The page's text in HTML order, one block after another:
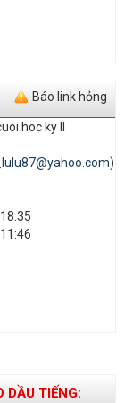
Báo link hỏng
hoc ky II
)
DẦU TIẾNG: